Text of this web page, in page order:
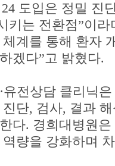
도입은 정밀 진
키는 전환점”이
계를 통해 환자
겠다”고 밝혔다.
전상담 클리닉
단, 검사, 결과
다. 경희대병원
량을 강화하며